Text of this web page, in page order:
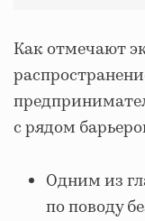
Как отмечают
с рядом
Одним из
по поводу